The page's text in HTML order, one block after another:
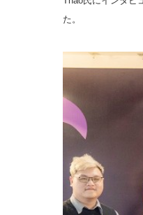
た。